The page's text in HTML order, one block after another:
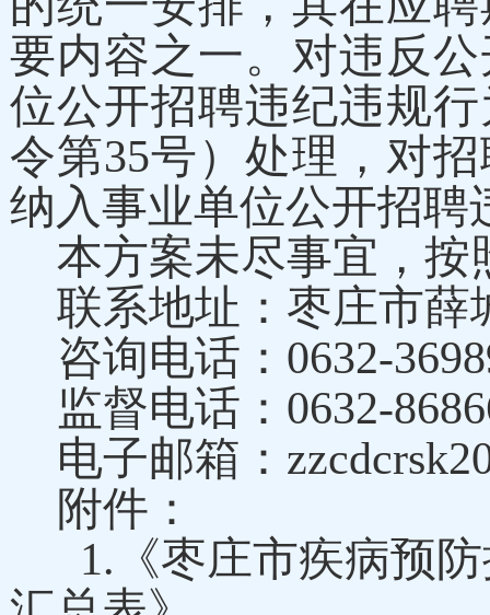
要内容之一。对违反
位公开招聘违纪违规
令第35号）处理，对
纳入事业单位公开招聘
本方案未尽事宜，按
联系地址：枣庄市薛
咨询电话： 0632-
监督电话： 0632-
电子邮箱：
附件：
1.《枣庄市疾病预防